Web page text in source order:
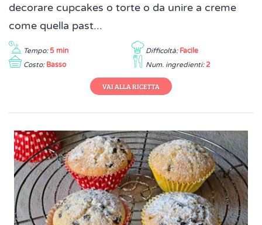
decorare cupcakes o torte o da unire a creme
come quella past...
Tempo: 5 min Difficoltà: Facile
Costo: Basso Num. ingredienti: 2
VAI ALLA RICETTA